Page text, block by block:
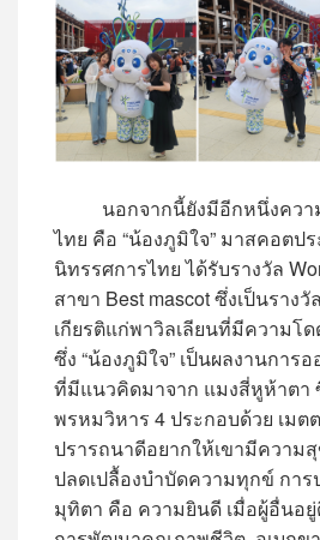
นอกจากนี้ยังมีอีกหนึ่งควา
ไทย คือ “น้องภูมิใจ” มาสคอตป
นิทรรศการไทย ได้รับรางวัล
สาขา Best mascot ซึ่งเป็นราง
เกียรติแก่พาวิลเลียนที่มีความโ
ซึ่ง “น้องภูมิใจ” เป็นผลงานการ
ที่มีแนวคิดมาจาก แมงสี่หูห้าตา
พรหมวิหาร 4 ประกอบด้วย เมต
ปรารถนาดีอยากให้เขามีความ
ปลดเปลื้องบำบัดความทุกข์ กา
มุทิตา คือ ความยินดี เมื่อผู้อื่นอ